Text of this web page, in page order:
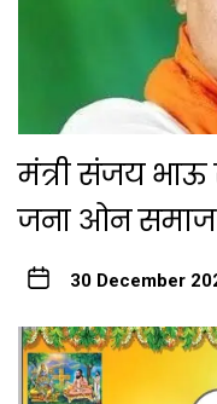
मंत्री संजय भाऊ
जना ओन
30 December